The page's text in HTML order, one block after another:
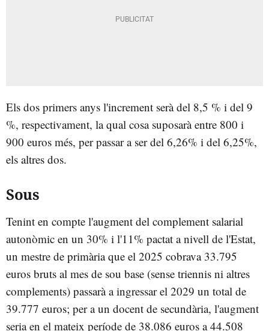
Els dos primers anys l'increment serà del 8,5 % i del 9
%, respectivament, la qual cosa suposarà entre 800 i
900 euros més, per passar a ser del 6,26% i del 6,25%,
els altres dos.
Sous
Tenint en compte l'augment del complement salarial
autonòmic en un 30% i l'11% pactat a nivell de l'Estat,
un mestre de primària que el 2025 cobrava 33.795
euros bruts al mes de sou base (sense triennis ni altres
complements) passarà a ingressar el 2029 un total de
39.777 euros; per a un docent de secundària, l'augment
seria en el mateix període de 38.086 euros a 44.508